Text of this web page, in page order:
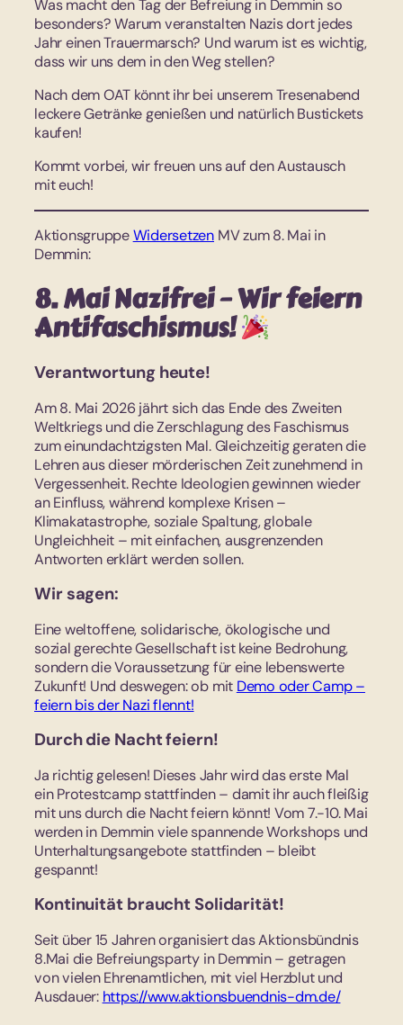
Was macht den Tag der Befreiung in Demmin so
besonders? Warum veranstalten Nazis dort jedes
Jahr einen Trauermarsch? Und warum ist es wichtig,
dass wir uns dem in den Weg stellen?
Nach dem OAT könnt ihr bei unserem Tresenabend
leckere Getränke genießen und natürlich Bustickets
kaufen!
Kommt vorbei, wir freuen uns auf den Austausch
mit euch!
AktionsgruppeWidersetzen MV zum 8. Mai in
Demmin:
8. Mai Nazifrei – Wir feiern
Antifaschismus!
Verantwortung heute!
Am 8. Mai 2026 jährt sich das Ende des Zweiten
Weltkriegs und die Zerschlagung des Faschismus
zum einundachtzigsten Mal. Gleichzeitig geraten die
Lehren aus dieser mörderischen Zeit zunehmend in
Vergessenheit. Rechte Ideologien gewinnen wieder
an Einfluss, während komplexe Krisen –
Klimakatastrophe, soziale Spaltung, globale
Ungleichheit – mit einfachen, ausgrenzenden
Antworten erklärt werden sollen.
Wir sagen:
Eine weltoffene, solidarische, ökologische und
sozial gerechte Gesellschaft ist keine Bedrohung,
sondern die Voraussetzung für eine lebenswerte
Zukunft! Und deswegen: ob mit Demo oder Camp –
feiern bis der Nazi flennt!
Durch die Nacht feiern!
Ja richtig gelesen! Dieses Jahr wird das erste Mal
ein Protestcamp stattfinden – damit ihr auch fleißig
mit uns durch die Nacht feiern könnt! Vom 7.-10. Mai
werden in Demmin viele spannende Workshops und
Unterhaltungsangebote stattfinden – bleibt
gespannt!
Kontinuität braucht Solidarität!
Seit über 15 Jahren organisiert das Aktionsbündnis
8.Mai die Befreiungsparty in Demmin – getragen
von vielen Ehrenamtlichen, mit viel Herzblut und
Ausdauer: https://www.aktionsbuendnis-dm.de/